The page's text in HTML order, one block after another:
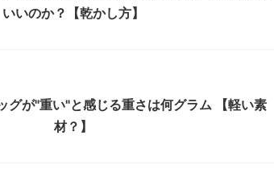
いいのか？【乾かし方】
グが"重い"と感じる重さは何グラム 【軽い素
材？】